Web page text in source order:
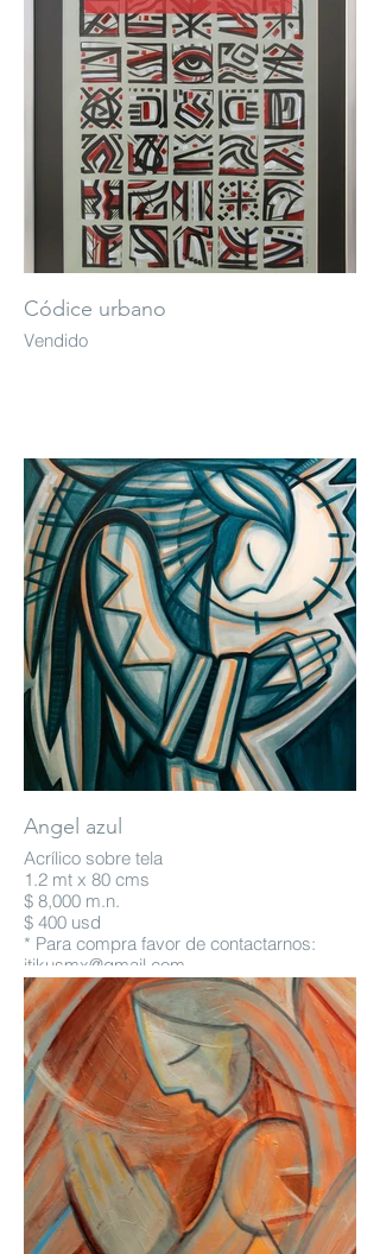
Códice urbano
Vendido
Angel azul
Acrílico sobre tela
1.2 mt x 80 cms
$ 8,000 m.n.
$ 400 usd
* Para compra favor de contactarnos:
itikusmx@gmail.com